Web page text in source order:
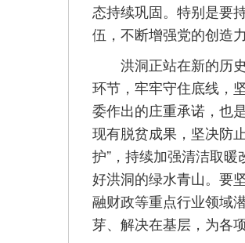
态持续巩固。特别是要
伍，不断增强党的创造
洪洞正站在新的历史
环节，牢牢守住底线，
委作出的庄重承诺，也
现有脱贫成果，坚决防
护”，持续加强清洁取
好洪洞的绿水青山。要
融财政等重点行业领域
芽、解决在基层，为各